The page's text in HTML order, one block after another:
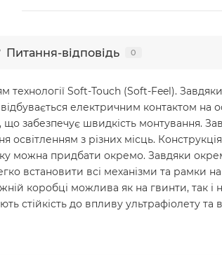
Питання-відповідь 0
Soft-Touch (Soft-Feel).
електричним контактом на
забезпечує швидкість монтування.
освітленням з різних місць.
можна придбати окремо. Завдяки
встановити всі механізми та рамки
коробці можлива як на гвинти, так і
стійкість до впливу ультрафіолету та